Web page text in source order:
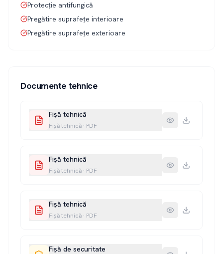
Protecție antifungică
Pregătire suprafețe interioare
Pregătire suprafețe exterioare
Documente tehnice
Fișă tehnică
Fișă tehnică · PDF
Fișă tehnică
Fișă tehnică · PDF
Fișă tehnică
Fișă tehnică · PDF
Fișă de securitate